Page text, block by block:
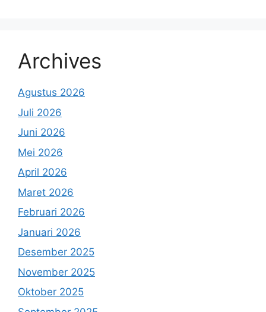
Archives
Agustus 2026
Juli 2026
Juni 2026
Mei 2026
April 2026
Maret 2026
Februari 2026
Januari 2026
Desember 2025
November 2025
Oktober 2025